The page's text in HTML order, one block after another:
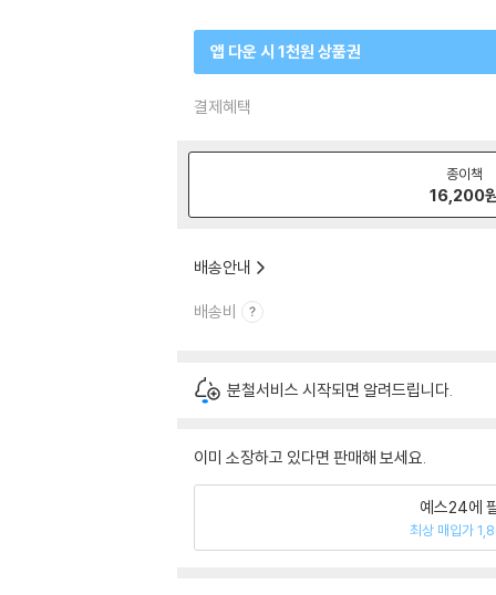
앱 다운 시 1천원 상품권
결제혜택
종이책
16,200
배송안내
배송비
분철서비스 시작되면 알려드립니다.
이미 소장하고 있다면 판매해 보세요.
예스24에
최상 매입가